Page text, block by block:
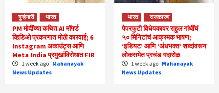
गुन्हेगारी भारत
PM मोदींच्या कथित AI मॉर्फ्ड
व्हिडिओ प्रकरणात मोठी कारवाई; 6
Instagram अकाउंट्स आणि
Meta India प्रमुखांविरोधात FIR
1 week ago Mahanayak
News Updates
भारत राजकारण
पेपरफुटी विधेयकावर राहुल गांधींचं
५० मिनिटांचं आक्रमक भाषण;
‘इडियट’ आणि ‘अंधभक्त’ शब्दांवरून
लोकसभेत प्रचंड गदारोळ
1 week ago Mahanayak
News Updates